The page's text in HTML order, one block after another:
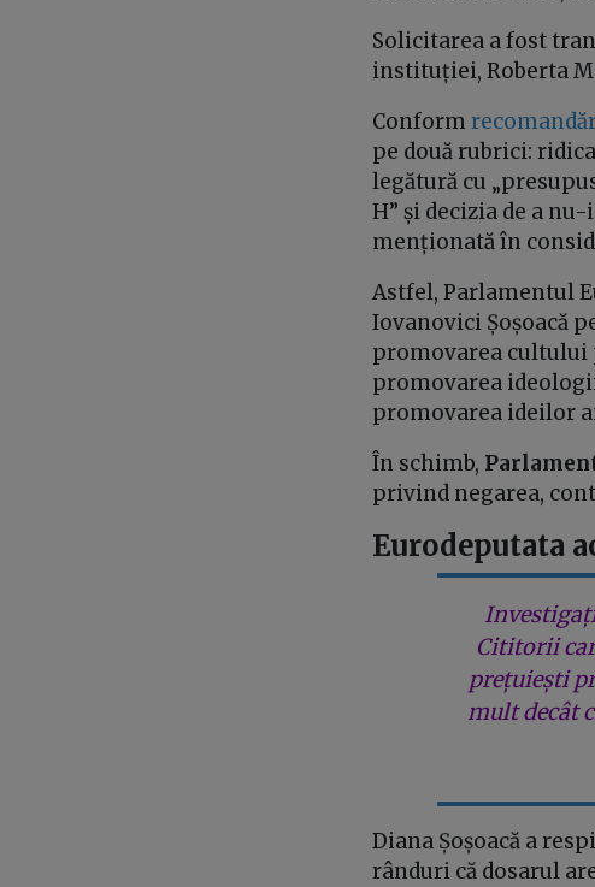
Solicitarea a fost
instituției, Roberta
Conform
pe două rubrici:
legătură cu
H” și decizia de a
menționată în
Astfel, Parlamentul
Iovanovici Șoșoacă
promovarea cultului
promovarea
promovarea ideilor
În schimb,
privind negarea,
Eurodeputata
Cititorii
prețuiești
mult decât
Diana Șoșoacă a
rânduri că dosarul